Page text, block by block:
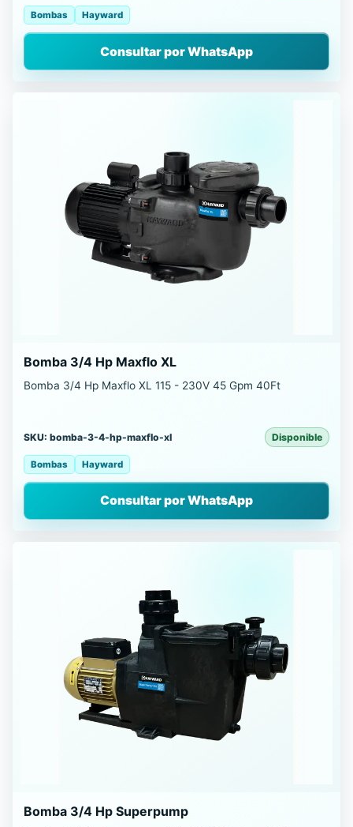
Bombas Hayward
Consultar por WhatsApp
Bomba 3/4 Hp Maxflo XL
Bomba 3/4 Hp Maxflo XL 115 - 230V 45 Gpm 40Ft
SKU: bomba-3-4-hp-maxflo-xl Disponible
Bombas Hayward
Consultar por WhatsApp
Bomba 3/4 Hp Superpump